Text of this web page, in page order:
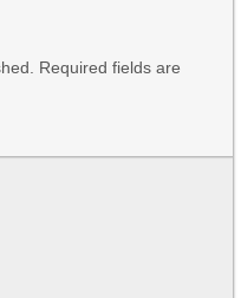
Required fields are